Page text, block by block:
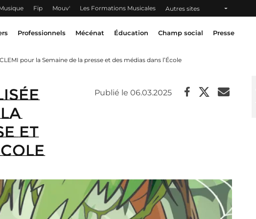
Fip Mouv' Les Formations Musicales Autres sites
Professionnels Mécénat Éducation Champ social Presse
pour la Semaine de la presse et des médias dans l’École
la
et
Publié le 06.03.2025